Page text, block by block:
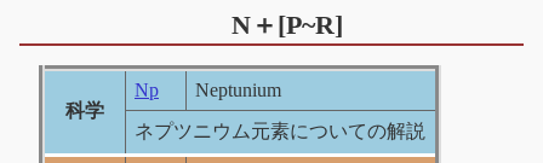
N＋[P~R]
科学
Np
Neptunium
ネプツニウム元素についての解説